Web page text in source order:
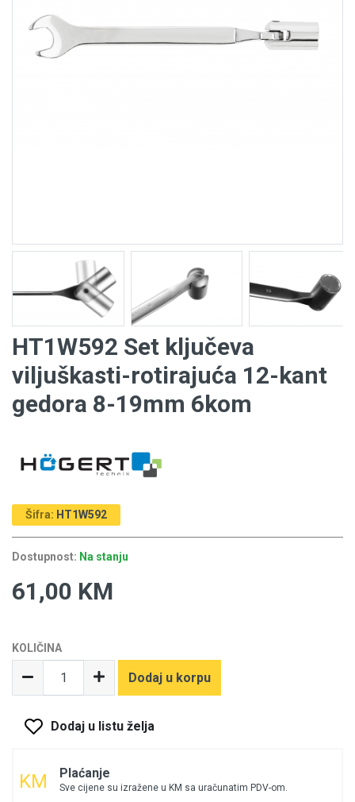
HT1W592 Set ključeva
viljuškasti-rotirajuća 12-kant
gedora 8-19mm 6kom
Šifra: HT1W592
Dostupnost: Na stanju
61,00 KM
KOLIČINA
Dodaj u korpu
Dodaj u listu želja
Plaćanje
Sve cijene su izražene u KM sa uračunatim PDV-om.